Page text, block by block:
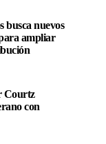
busca nuevos
ampliar
Courtz
con